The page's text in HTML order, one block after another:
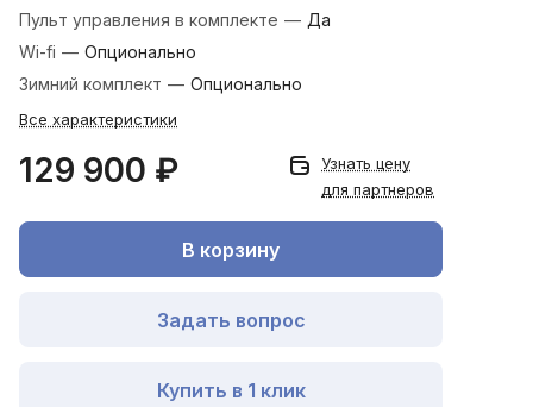
Пульт управления в комплекте — Да
Wi-fi — Опционально
Зимний комплект — Опционально
Все характеристики
129 900 ₽
Узнать цену
для партнеров
В корзину
Задать вопрос
Купить в 1 клик